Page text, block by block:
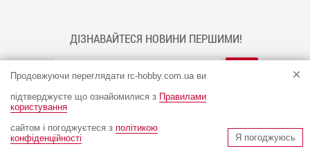
Продовжуючи переглядати rc-hobby.com.ua ви
підтверджуєте що ознайомилися з Правилами
користування
сайтом і погоджуєтеся з політикою
конфіденційності
Я погоджуюсь
ДІЗНАВАЙТЕСЯ НОВИНИ ПЕРШИМИ!
© Інтернет-магазин RC-HOBBY 2009 - 2026